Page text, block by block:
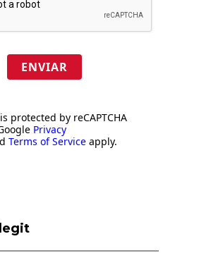
ENVIAR
protected by reCAPTCHA
Privacy
Terms of Service apply.